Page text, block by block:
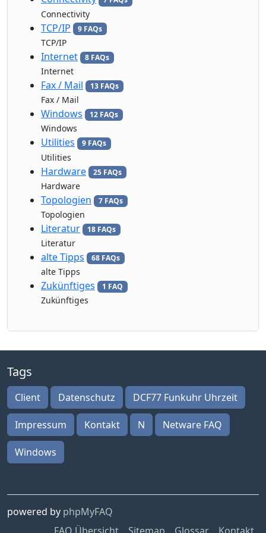
Connectivity
TCP/IP 9 FAQs
TCP/IP
Internet 8 FAQs
Internet
Fax / Mail 13 FAQs
Fax / Mail
Windows 12 FAQs
Windows
Utilities 9 FAQs
Utilities
Hardware 25 FAQs
Hardware
Topologien 7 FAQs
Topologien
Literatur 18 FAQs
Literatur
alte Tipps 68 FAQs
alte Tipps
Zukünftiges 1 FAQ
Zukünftiges
Tags
Client Datenschutz DCF77 Funkuhr Uhrzeit
Impressum Kontakt N Netware FAQ
Windows
powered by phpMyFAQ